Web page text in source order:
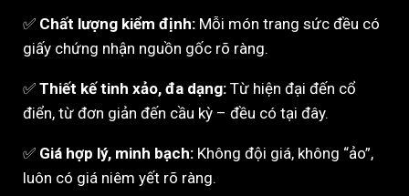
✅ Chất lượng kiểm định: Mỗi món trang sức đều có
giấy chứng nhận nguồn gốc rõ ràng.
✅ Thiết kế tinh xảo, đa dạng: Từ hiện đại đến cổ
điển, từ đơn giản đến cầu kỳ – đều có tại đây.
✅ Giá hợp lý, minh bạch: Không đội giá, không “ảo”,
luôn có giá niêm yết rõ ràng.